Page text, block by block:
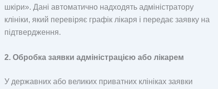
шкіри». Дані автоматично надходять адміністратору
клініки, який перевіряє графік лікаря і передає заявку на
підтвердження.
2. Обробка заявки адміністрацією або лікарем
У державних або великих приватних клініках заявки